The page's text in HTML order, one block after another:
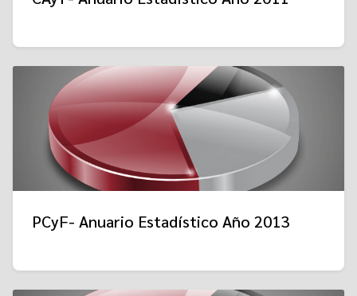
PCyF- Anuario Estadístico Año 2013